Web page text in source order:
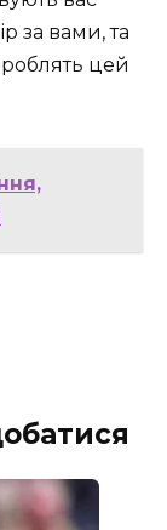
за вами, та
роблять цей